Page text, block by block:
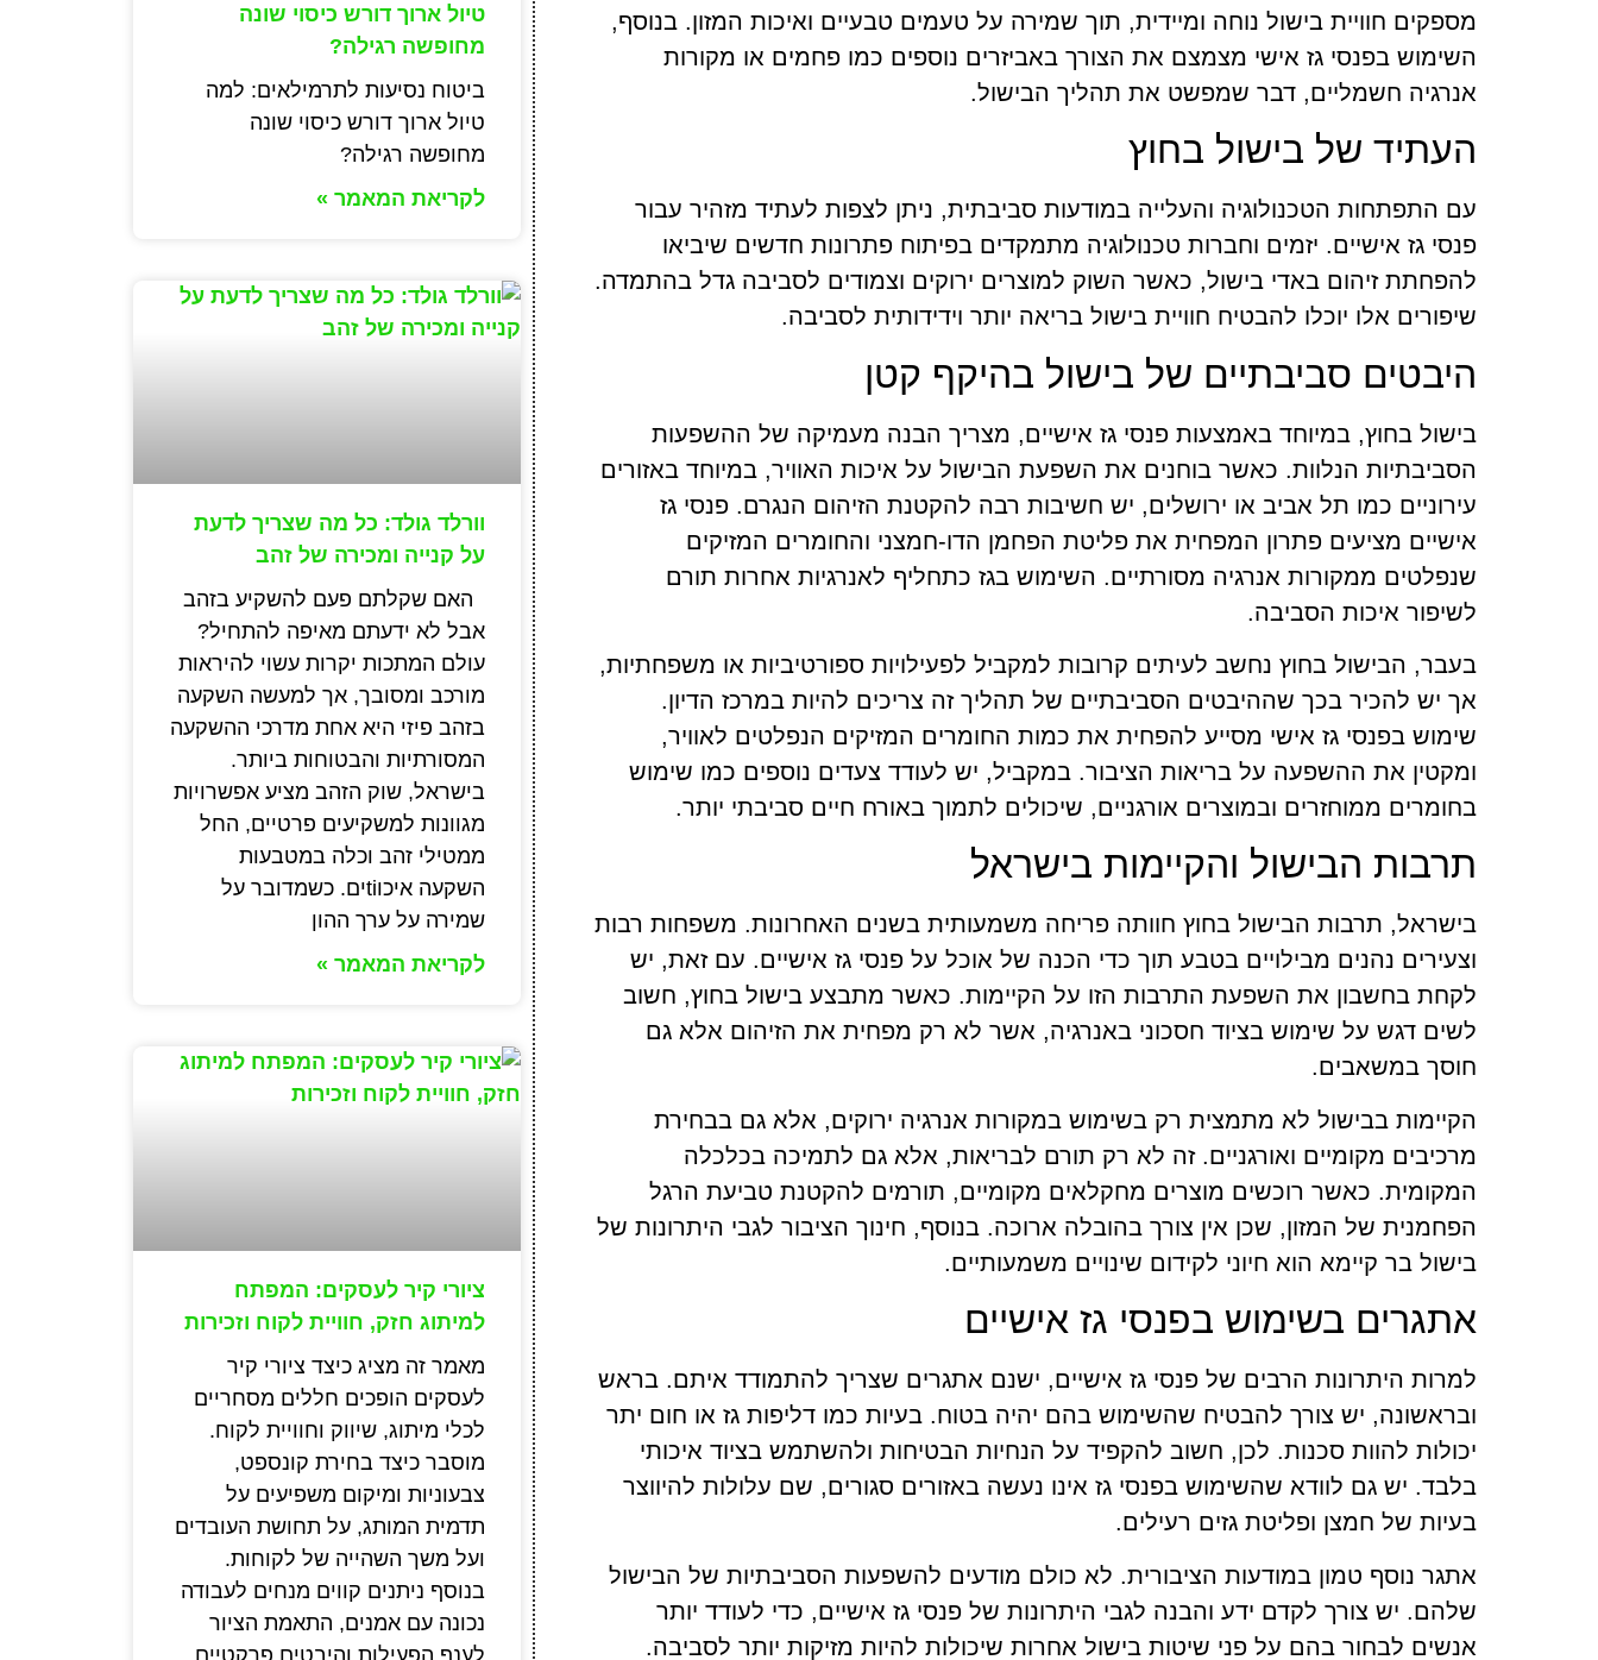
מספקים חוויית בישול נוחה ומיידית, תוך שמירה על טעמים טבעיים ואיכות המזון. בנוסף,
השימוש בפנסי גז אישי מצמצם את הצורך באביזרים נוספים כמו פחמים או מקורות
אנרגיה חשמליים, דבר שמפשט את תהליך הבישול.
העתיד של בישול בחוץ
עם התפתחות הטכנולוגיה והעלייה במודעות סביבתית, ניתן לצפות לעתיד מזהיר עבור
פנסי גז אישיים. יזמים וחברות טכנולוגיה מתמקדים בפיתוח פתרונות חדשים שיביאו
להפחתת זיהום באדי בישול, כאשר השוק למוצרים ירוקים וצמודים לסביבה גדל בהתמדה.
שיפורים אלו יוכלו להבטיח חוויית בישול בריאה יותר וידידותית לסביבה.
היבטים סביבתיים של בישול בהיקף קטן
בישול בחוץ, במיוחד באמצעות פנסי גז אישיים, מצריך הבנה מעמיקה של ההשפעות
הסביבתיות הנלוות. כאשר בוחנים את השפעת הבישול על איכות האוויר, במיוחד באזורים
עירוניים כמו תל אביב או ירושלים, יש חשיבות רבה להקטנת הזיהום הנגרם. פנסי גז
אישיים מציעים פתרון המפחית את פליטת הפחמן הדו-חמצני והחומרים המזיקים
שנפלטים ממקורות אנרגיה מסורתיים. השימוש בגז כתחליף לאנרגיות אחרות תורם
לשיפור איכות הסביבה.
בעבר, הבישול בחוץ נחשב לעיתים קרובות למקביל לפעילויות ספורטיביות או משפחתיות,
אך יש להכיר בכך שההיבטים הסביבתיים של תהליך זה צריכים להיות במרכז הדיון.
שימוש בפנסי גז אישי מסייע להפחית את כמות החומרים המזיקים הנפלטים לאוויר,
ומקטין את ההשפעה על בריאות הציבור. במקביל, יש לעודד צעדים נוספים כמו שימוש
בחומרים ממוחזרים ובמוצרים אורגניים, שיכולים לתמוך באורח חיים סביבתי יותר.
תרבות הבישול והקיימות בישראל
בישראל, תרבות הבישול בחוץ חוותה פריחה משמעותית בשנים האחרונות. משפחות רבות
וצעירים נהנים מבילויים בטבע תוך כדי הכנה של אוכל על פנסי גז אישיים. עם זאת, יש
לקחת בחשבון את השפעת התרבות הזו על הקיימות. כאשר מתבצע בישול בחוץ, חשוב
לשים דגש על שימוש בציוד חסכוני באנרגיה, אשר לא רק מפחית את הזיהום אלא גם
חוסך במשאבים.
הקיימות בבישול לא מתמצית רק בשימוש במקורות אנרגיה ירוקים, אלא גם בבחירת
מרכיבים מקומיים ואורגניים. זה לא רק תורם לבריאות, אלא גם לתמיכה בכלכלה
המקומית. כאשר רוכשים מוצרים מחקלאים מקומיים, תורמים להקטנת טביעת הרגל
הפחמנית של המזון, שכן אין צורך בהובלה ארוכה. בנוסף, חינוך הציבור לגבי היתרונות של
בישול בר קיימא הוא חיוני לקידום שינויים משמעותיים.
אתגרים בשימוש בפנסי גז אישיים
למרות היתרונות הרבים של פנסי גז אישיים, ישנם אתגרים שצריך להתמודד איתם. בראש
ובראשונה, יש צורך להבטיח שהשימוש בהם יהיה בטוח. בעיות כמו דליפות גז או חום יתר
יכולות להוות סכנות. לכן, חשוב להקפיד על הנחיות הבטיחות ולהשתמש בציוד איכותי
בלבד. יש גם לוודא שהשימוש בפנסי גז אינו נעשה באזורים סגורים, שם עלולות להיווצר
בעיות של חמצן ופליטת גזים רעילים.
אתגר נוסף טמון במודעות הציבורית. לא כולם מודעים להשפעות הסביבתיות של הבישול
שלהם. יש צורך לקדם ידע והבנה לגבי היתרונות של פנסי גז אישיים, כדי לעודד יותר
אנשים לבחור בהם על פני שיטות בישול אחרות שיכולות להיות מזיקות יותר לסביבה.
טיול ארוך דורש כיסוי שונה
מחופשה רגילה?
ביטוח נסיעות לתרמילאים: למה
טיול ארוך דורש כיסוי שונה
מחופשה רגילה?
לקריאת המאמר »
וורלד גולד: כל מה שצריך לדעת
על קנייה ומכירה של זהב
האם שקלתם פעם להשקיע בזהב
אבל לא ידעתם מאיפה להתחיל?
עולם המתכות יקרות עשוי להיראות
מורכב ומסובך, אך למעשה השקעה
בזהב פיזי היא אחת מדרכי ההשקעה
המסורתיות והבטוחות ביותר.
בישראל, שוק הזהב מציע אפשרויות
מגוונות למשקיעים פרטיים, החל
ממטילי זהב וכלה במטבעות
השקעה איכוtiים. כשמדובר על
שמירה על ערך ההון
לקריאת המאמר »
ציורי קיר לעסקים: המפתח
למיתוג חזק, חוויית לקוח וזכירות
מאמר זה מציג כיצד ציורי קיר
לעסקים הופכים חללים מסחריים
לכלי מיתוג, שיווק וחוויית לקוח.
מוסבר כיצד בחירת קונספט,
צבעוניות ומיקום משפיעים על
תדמית המותג, על תחושת העובדים
ועל משך השהייה של לקוחות.
בנוסף ניתנים קווים מנחים לעבודה
נכונה עם אמנים, התאמת הציור
לענף הפעילות והיבטים פרקטיים